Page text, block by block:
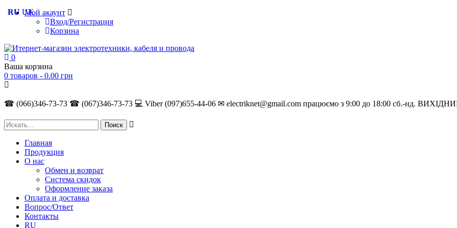
Мой акаунт
Вход/Регистрация
Корзина
0
Ваша корзина
0 товаров - 0.00 грн
☎ (066)346-73-73 ☎ (067)346-73-73 💻 Viber (097)655-44-06 ✉ electriknet@gmail.com працюємо з 9:00 до 18:00 сб.-нд.
Главная
Продукция
О нас
Обмен и возврат
Система скидок
Оформление заказа
Оплата и доставка
Вопрос/Ответ
Контакты
RU
RU UK